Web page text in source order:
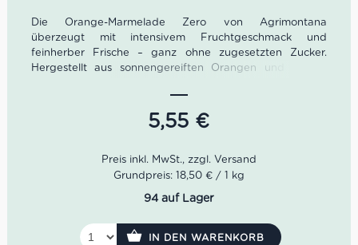
Die Orange-Marmelade Zero von Agrimontana
überzeugt mit intensivem Fruchtgeschmack und
feinherber Frische – ganz ohne zugesetzten Zucker.
Hergestellt aus sonnengereiften Orangen und gesüßt
ein authentisches Geschmackserlebnis für alle, die Wert
auf eine bewusste Ernährung legen. Ideal als
Brotaufstrich, zu Joghurt, Käse oder feinem Gebäck.
5,55 €
Grundpreis: 18,50 € / 1 kg
94 auf Lager
IN DEN WARENKORB